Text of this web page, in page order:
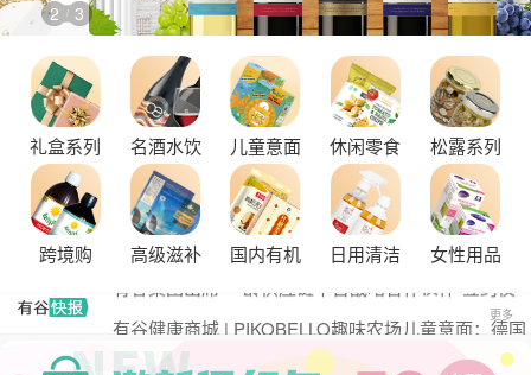
2 / 3
礼盒系列 名酒水饮 儿童意面 休闲零食 松露系列
跨境购 高级滋补 国内有机 日用清洁 女性用品
更多
式，共筑大健康产业有机生态新未来
有谷健康商城 | PIKOBELLO趣味农场儿童意面：德国
匠心打造的无盐健康新主张
有谷健康 | PIKOBELLO牌儿童意面：健康与美味的完
品味拉克索威斯威士忌，邂逅独特酒韵
舌尖上的塞尔维亚黑松露，你了解多少？
探秘塞尔维亚松露的独特魅力
黑松露的热量是多少？